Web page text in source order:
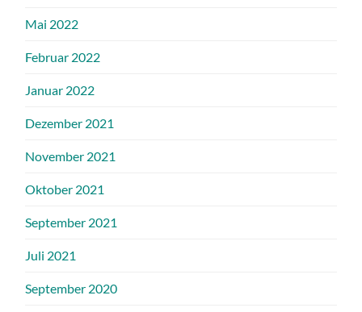
Mai 2022
Februar 2022
Januar 2022
Dezember 2021
November 2021
Oktober 2021
September 2021
Juli 2021
September 2020